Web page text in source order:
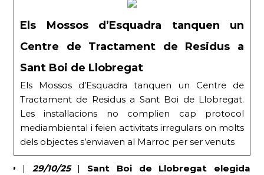
Els Mossos d’Esquadra tanquen un
Centre de Tractament de Residus a
Sant Boi de Llobregat
Els Mossos d’Esquadra tanquen un Centre de
Tractament de Residus a Sant Boi de Llobregat.
Les instal·lacions no complien cap protocol
mediambiental i feien activitats irregulars on molts
dels objectes s’enviaven al Marroc per ser venuts
| 29/10/25| Sant Boi de Llobregat elegida